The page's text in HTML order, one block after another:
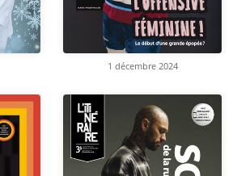
1 décembre 2024